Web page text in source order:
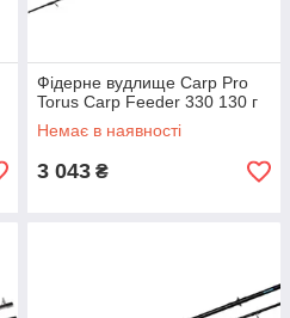
Фідерне вудлище Carp Pro
Torus Carp Feeder 330 130 г
Немає в наявності
3 043 ₴